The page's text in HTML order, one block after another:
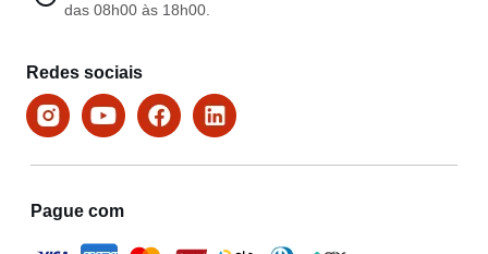
das 08h00 às 18h00.
Redes sociais
Pague com